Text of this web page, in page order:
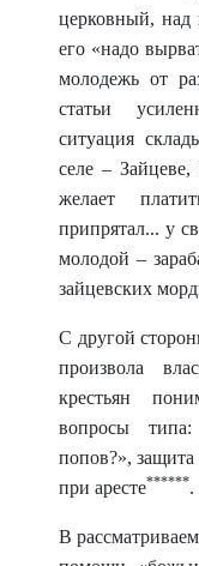
церковный, над
его «надо
молодежь от
статьи
ситуация
селе –
желает
припрятал... у
молодой –
зайцевских
С другой
произвола
крестьян
вопросы
попов?»,
при аресте******.
В